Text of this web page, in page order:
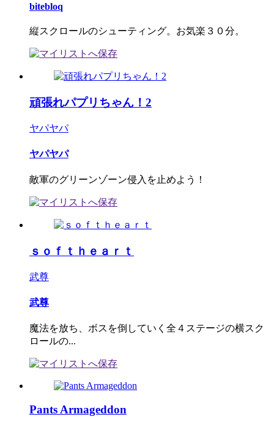
bitebloq
縦スクロールのシューティング。お気楽３０分。
頑張れパプリちゃん！2
ヤパヤパ
ヤパヤパ
敵軍のグリーンゾーン侵入を止めよう！
ｓｏｆｔｈｅａｒｔ
武尊
武尊
魔法を放ち、ボスを倒していく全４ステージの横スク
ロールの...
Pants Armageddon